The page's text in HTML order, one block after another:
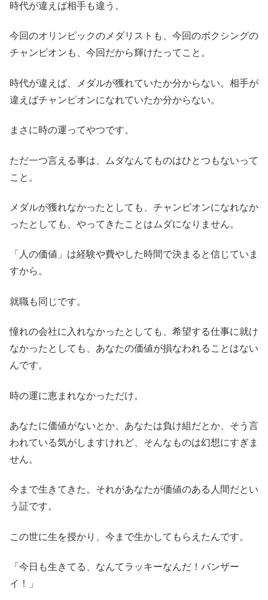
時代が違えば相手も違う。
今回のオリンピックのメダリストも、今回のボクシングの
チャンピオンも、今回だから輝けたってこと。
時代が違えば、メダルが獲れていたか分からない。相手が
違えばチャンピオンになれていたか分からない。
まさに時の運ってやつです。
ただ一つ言える事は、ムダなんてものはひとつもないって
こと。
メダルが獲れなかったとしても、チャンピオンになれなか
ったとしても、やってきたことはムダになりません。
「人の価値」は経験や費やした時間で決まると信じていま
すから。
就職も同じです。
憧れの会社に入れなかったとしても、希望する仕事に就け
なかったとしても、あなたの価値が損なわれることはない
んです。
時の運に恵まれなかっただけ。
あなたに価値がないとか、あなたは負け組だとか、そう言
われている気がしますけれど、そんなものは幻想にすぎま
せん。
今まで生きてきた。それがあなたが価値のある人間だとい
う証です。
この世に生を授かり、今まで生かしてもらえたんです。
「今日も生きてる、なんてラッキーなんだ！バンザー
イ！」